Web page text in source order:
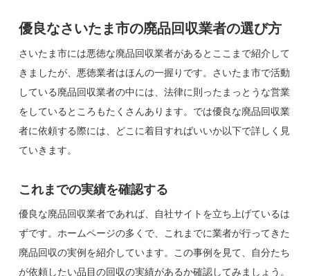
優良なさいたま市の廃品回収業者の選び方
さいたま市には悪徳な廃品回収業者があるとここまで紹介して
きましたが、悪徳業者はほんの一握りです。さいたま市で活動
している廃品回収業者の中には、法律に則ったまっとうな営業
をしているところもたくさんあります。では優良な廃品回収業
者に依頼する際には、どこに着目すればいいか以下で詳しく見
ていきます。
これまでの実績を確認する
優良な廃品回収業者であれば、自社サイトを立ち上げているは
ずです。ホームページの多くで、これまでに業者が行ってきた
廃品回収の実例を紹介しています。この事例を見て、自分たち
が依頼したい品目の回収の実績があるか確認してみましょう。